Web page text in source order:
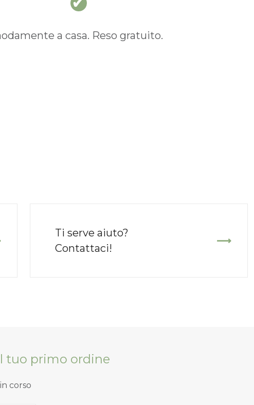
a casa. Reso gratuito.
Ti serve aiuto?
Contattaci!
tuo primo ordine
corso